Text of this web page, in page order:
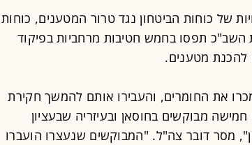
של כוחות הביטחון נגד טרור המטענים, כוחות
השב"כ תפסו בחמש חטיבות מרחביות בפיקוד
את החומרים, והעבירו אותם להמשך חקירת
מבוקשים בחוסאן ובעיזריה שבעציון
מסר דובר צה"ל. "המבוקשים שנעצרו הועברו